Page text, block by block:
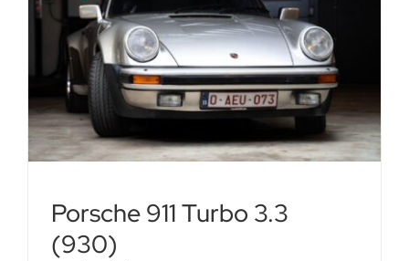
Porsche 911 Turbo 3.3
(930)